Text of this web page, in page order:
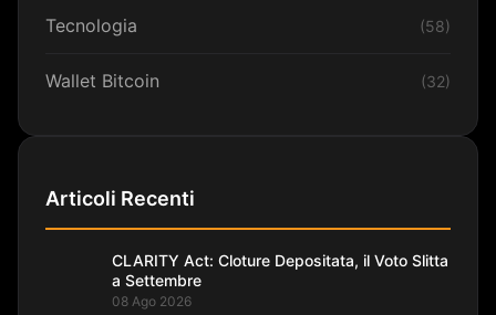
Tecnologia (58)
Wallet Bitcoin (32)
Articoli Recenti
CLARITY Act: Cloture Depositata, il Voto Slitta
a Settembre
08 Ago 2026